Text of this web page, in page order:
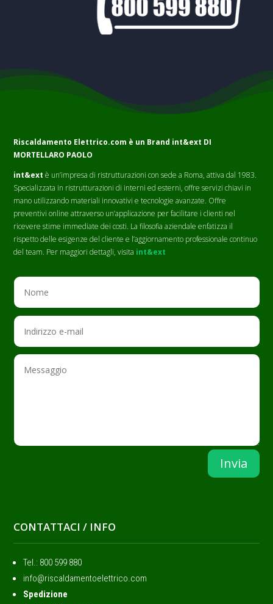
Riscaldamento Elettrico.com è un Brand int&ext DI
MORTELLARO PAOLO
int&ext è un’impresa di ristrutturazioni con sede a Roma, attiva dal 1983.
Specializzata in ristrutturazioni di interni ed esterni, offre servizi chiavi in
mano utilizzando materiali innovativi e tecnologie avanzate. Offre
preventivi online attraverso un’applicazione per facilitare i clienti nel
ricevere stime immediate dei costi. La filosofia aziendale enfatizza il
rispetto delle esigenze del cliente e l’aggiornamento professionale continuo
del team. Per maggiori dettagli, visita int&ext
Invia
CONTATTACI / INFO
Tel.: ‭800 599 880
info@riscaldamentoelettrico.com
Spedizione